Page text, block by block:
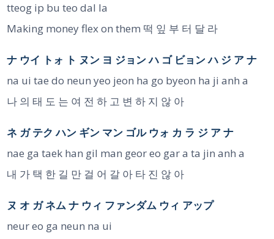
tteog ip bu teo dal la
Making money flex on them 떡 잎 부 터 달 라
ナ ウイ トォ ト ヌン ヨ ジョン ハ ゴ ビョン ハ ジ ア ナ
na ui tae do neun yeo jeon ha go byeon ha ji anh a
나 의 태 도 는 여 전 하 고 변 하 지 않 아
ネ ガ テク ハン ギン マン ゴル ウォ カ ラ ジ ア ナ
nae ga taek han gil man geor eo gar a ta jin anh a
내 가 택 한 길 만 걸 어 갈 아 타 진 않 아
ヌ オ ガ ネム ナ ウィ ファンダム ウィ アップ
neur eo ga neun na ui